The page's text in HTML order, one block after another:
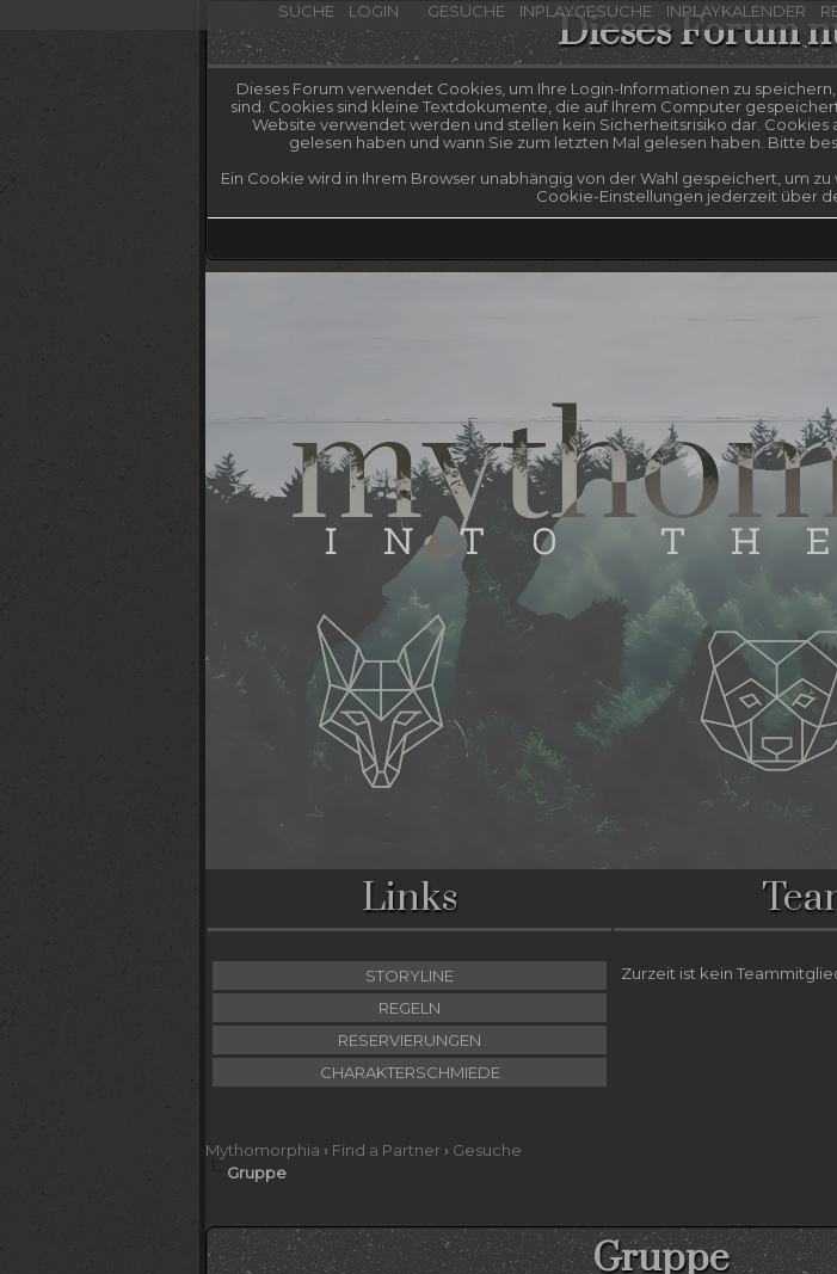
SUCHE LOGIN GESUCHE INPLAYGESUCHE INPLAYKALENDER
Dieses Forum
Dieses Forum verwendet Cookies, um Ihre Login-Informationen zu
sind. Cookies sind kleine Textdokumente, die auf Ihrem Computer
Website verwendet werden und stellen kein Sicherheitsrisiko dar. Cookies
gelesen haben und wann Sie zum letzten Mal gelesen haben. Bitte
Ein Cookie wird in Ihrem Browser unabhängig von der Wahl gespeichert, um
Cookie-Einstellungen jederzeit über
Links
STORYLINE
REGELN
RESERVIERUNGEN
CHARAKTERSCHMIEDE
Zurzeit ist kein
Mythomorphia › Find a Partner › Gesuche
Gruppe
Gruppe